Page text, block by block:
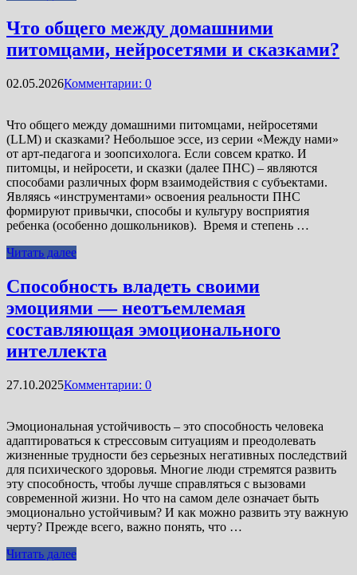
Что общего между домашними
питомцами, нейросетями и сказками?
02.05.2026Комментарии: 0
Что общего между домашними питомцами, нейросетями
(LLM) и сказками? Небольшое эссе, из серии «Между нами»
от арт-педагога и зоопсихолога. Если совсем кратко. И
питомцы, и нейросети, и сказки (далее ПНС) – являются
способами различных форм взаимодействия с субъектами.
Являясь «инструментами» освоения реальности ПНС
формируют привычки, способы и культуру восприятия
ребенка (особенно дошкольников). Время и степень …
Читать далее
Способность владеть своими
эмоциями — неотъемлемая
составляющая эмоционального
интеллекта
27.10.2025Комментарии: 0
Эмоциональная устойчивость – это способность человека
адаптироваться к стрессовым ситуациям и преодолевать
жизненные трудности без серьезных негативных последствий
для психического здоровья. Многие люди стремятся развить
эту способность, чтобы лучше справляться с вызовами
современной жизни. Но что на самом деле означает быть
эмоционально устойчивым? И как можно развить эту важную
черту? Прежде всего, важно понять, что …
Читать далее